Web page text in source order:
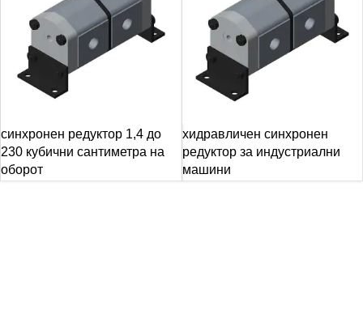
синхронен редуктор 1,4 до
230 кубични сантиметра на
оборот
хидравличен синхронен
редуктор за индустриални
машини